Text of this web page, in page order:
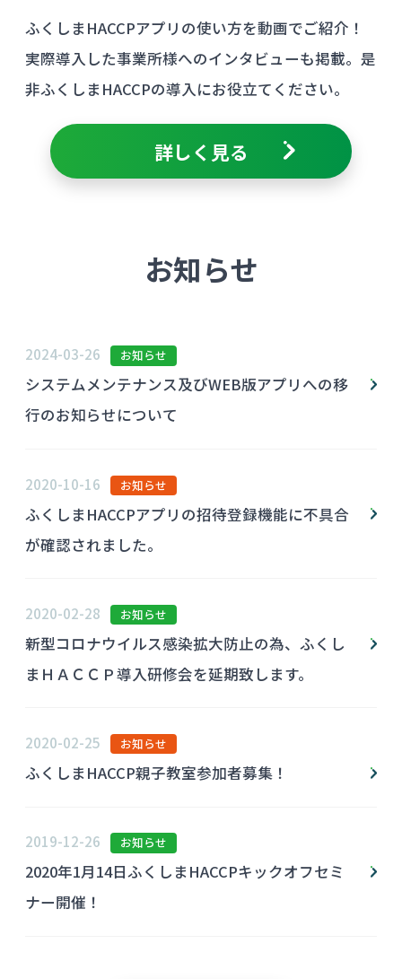
ふくしまHACCPアプリの使い方を動画でご紹介！
実際導入した事業所様へのインタビューも掲載。是
非ふくしまHACCPの導入にお役立てください。
詳しく見る
お知らせ
2024-03-26 お知らせ
システムメンテナンス及びWEB版アプリへの移
行のお知らせについて
2020-10-16 お知らせ
ふくしまHACCPアプリの招待登録機能に不具合
が確認されました。
2020-02-28 お知らせ
新型コロナウイルス感染拡大防止の為、ふくし
まＨＡＣＣＰ導入研修会を延期致します。
2020-02-25 お知らせ
ふくしまHACCP親子教室参加者募集！
2019-12-26 お知らせ
2020年1月14日ふくしまHACCPキックオフセミ
ナー開催！